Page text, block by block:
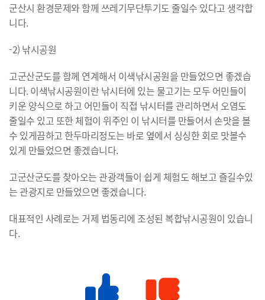
군산시 환경문제와 함께 쓰레기무단투기도 줄일수 있다고 생각합
니다.
-2) 낚시공원
고군산군도를 함께 연계해서 이색낚시공원을 만들었으면 좋겠습
니다. 이색낚시공원이란 낚시터에 있는 물고기는 모두 어민들이
키운 양식으로 하고 어민들이 직접 낚시터를 관리하면서 오염도
줄일수 있고 또한 체험이 위주인 이 낚시터를 만들어서 손맛을 볼
수 있게끔하고 한두마리정도는 바로 옆에서 싱싱한 회로 맛볼수
있게 만들었으면 좋겠습니다.
고군산군도를 찾아오는 관광객들이 쉽게 체험도 해보고 즐길수있
는 관광지로 만들었으면 좋겠습니다.
대표적인 사례로는 거제 법동리에 조성된 복합낚시공원이 있습니
다.